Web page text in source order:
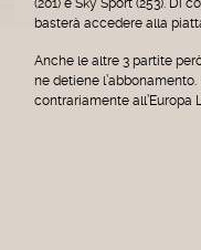
basterà accedere alla
Anche le altre 3 partite
ne detiene
contrariamente all’Europa